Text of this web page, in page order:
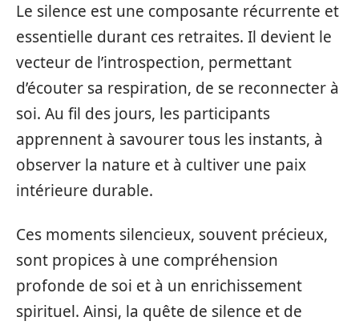
Le silence est une composante récurrente et
essentielle durant ces retraites. Il devient le
vecteur de l’introspection, permettant
d’écouter sa respiration, de se reconnecter à
soi. Au fil des jours, les participants
apprennent à savourer tous les instants, à
observer la nature et à cultiver une paix
intérieure durable.
Ces moments silencieux, souvent précieux,
sont propices à une compréhension
profonde de soi et à un enrichissement
spirituel. Ainsi, la quête de silence et de